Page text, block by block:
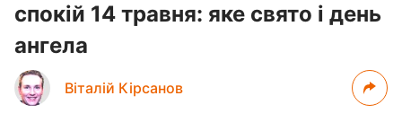
спокій 14 травня: яке свято і день
ангела
Віталій Кірсанов